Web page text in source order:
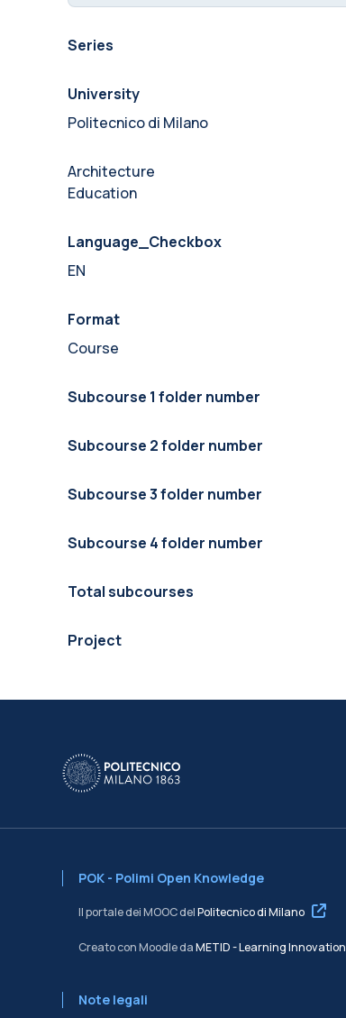
Series
University
Politecnico di Milano
Architecture
Education
Language_Checkbox
EN
Format
Course
Subcourse 1 folder number
Subcourse 2 folder number
Subcourse 3 folder number
Subcourse 4 folder number
Total subcourses
Project
POK - Polimi Open Knowledge
Il portale dei MOOC delPolitecnico di Milano
Creato con Moodle daMETID - Learning Innovation
Note legali